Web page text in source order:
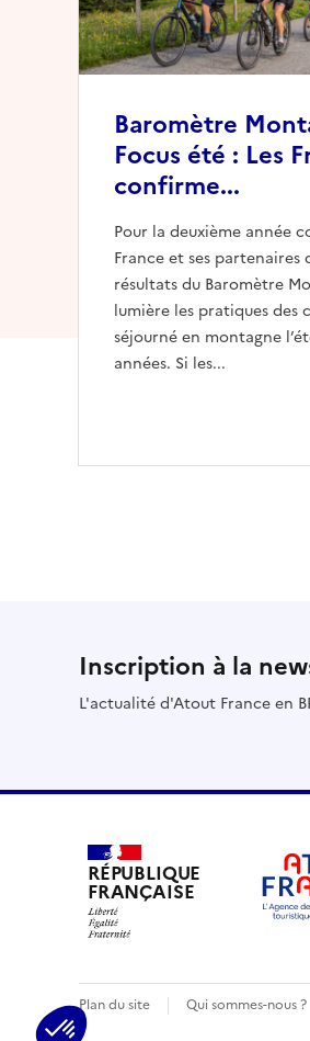
Baromètre
Focus été : Les
confirme...
Pour la deuxième année
France et ses partenaires
résultats du Baromètre
lumière les pratiques des
séjourné en montagne
années. Si les...
Inscription à la
L'actualité d'Atout France en
RÉPUBLIQUE
FRANÇAISE
Plan du site Qui sommes-nous ?